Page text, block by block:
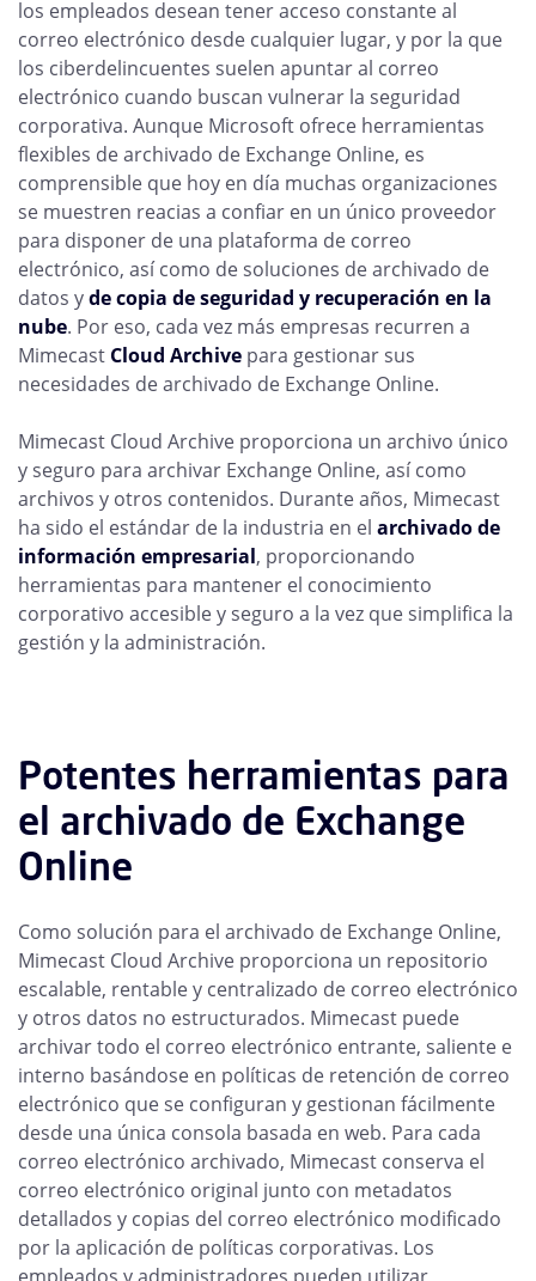
los empleados desean tener acceso constante al
correo electrónico desde cualquier lugar, y por la que
los ciberdelincuentes suelen apuntar al correo
electrónico cuando buscan vulnerar la seguridad
corporativa. Aunque Microsoft ofrece herramientas
flexibles de archivado de Exchange Online, es
comprensible que hoy en día muchas organizaciones
se muestren reacias a confiar en un único proveedor
para disponer de una plataforma de correo
electrónico, así como de soluciones de archivado de
datos yde copia de seguridad y recuperación en la
nube. Por eso, cada vez más empresas recurren a
Mimecast Cloud Archive para gestionar sus
necesidades de archivado de Exchange Online.
Mimecast Cloud Archive proporciona un archivo único
y seguro para archivar Exchange Online, así como
archivos y otros contenidos. Durante años, Mimecast
ha sido el estándar de la industria en el archivado de
información empresarial, proporcionando
herramientas para mantener el conocimiento
corporativo accesible y seguro a la vez que simplifica la
gestión y la administración.
Potentes herramientas para
el archivado de Exchange
Online
Como solución para el archivado de Exchange Online,
Mimecast Cloud Archive proporciona un repositorio
escalable, rentable y centralizado de correo electrónico
y otros datos no estructurados. Mimecast puede
archivar todo el correo electrónico entrante, saliente e
interno basándose en políticas de retención de correo
electrónico que se configuran y gestionan fácilmente
desde una única consola basada en web. Para cada
correo electrónico archivado, Mimecast conserva el
correo electrónico original junto con metadatos
detallados y copias del correo electrónico modificado
por la aplicación de políticas corporativas. Los